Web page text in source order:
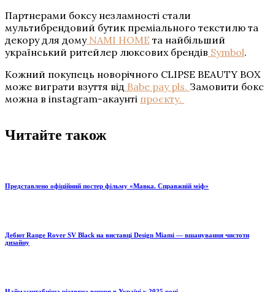
Партнерами боксу незламності стали
мультибрендовий бутик преміального текстилю та
декору для домуNAMI HOME та найбільший
український ритейлер люксових брендів Symbol.
Кожний покупець новорічного CLIPSE BEAUTY BOX
може виграти взуття від Babe pay pls. Замовити бокс
можна в instagram-акаунті проєкту.
Читайте також
Представлено офіційний постер фільму «Мавка. Справжній міф»
Дебют Range Rover SV Black на виставці Design Miami — вшанування чистоти
дизайну